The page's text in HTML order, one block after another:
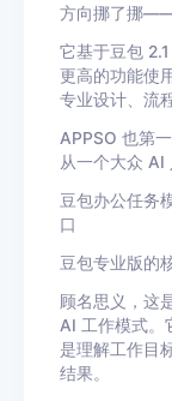
方向挪了挪
它基于豆包
更高的功能使
专业设计、流
APPSO 也第
从一个大众 AI
豆包办公任务
口
豆包专业版的
顾名思义，这
AI 工作模式。
是理解工作目
结果。